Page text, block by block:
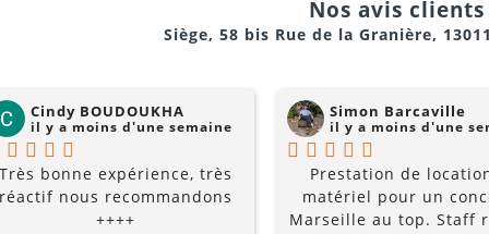
recommande fortement
Nos avis clients
Siège, 58 bis Rue de la Granière,
Cindy BOUDOUKHA
il y a moins d'une semaine
Très bonne expérience, très
réactif nous recommandons
++++
Simon Barcaville
il y a moins d'une
Prestation de
matériel pour un
Marseille au top. Staff